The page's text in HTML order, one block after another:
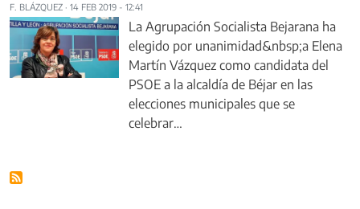
F. BLÁZQUEZ · 14 FEB 2019 - 12:41
La Agrupación Socialista Bejarana ha
elegido por unanimidad&nbsp;a Elena
Martín Vázquez como candidata del
PSOE a la alcaldía de Béjar en las
elecciones municipales que se
celebrar…